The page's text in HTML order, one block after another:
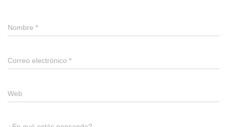
Nombre *
Correo electrónico *
Web